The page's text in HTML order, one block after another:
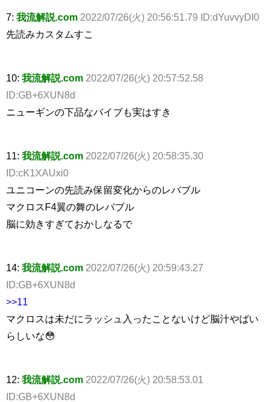
7: 我流解説.com 2022/07/26(火) 20:56:51.79 ID:dYuvvyDI0
先読みカスタムすこ
10: 我流解説.com 2022/07/26(火) 20:57:52.58
ID:GB+6XUN8d
ニューギンの下品なバイブも実はすき
11: 我流解説.com 2022/07/26(火) 20:58:35.30
ID:cK1XAUxi0
ユニコーンの先読み保留変化からのレバブル
マクロスF4翼の舞のレバブル
脳に効きすぎておかしなるで
14: 我流解説.com 2022/07/26(火) 20:59:43.27
ID:GB+6XUN8d
>>11
マクロスは未だにラッシュ入ったことないけど脳汁やばい
らしいな😳
12: 我流解説.com 2022/07/26(火) 20:58:53.01
ID:GB+6XUN8d